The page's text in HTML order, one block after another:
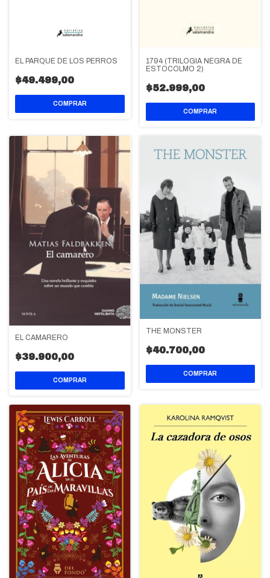
EL PARQUE DE LOS PERROS
$49.499,00
1794 (TRILOGIA NEGRA DE
ESTOCOLMO 2)
$52.999,00
EL CAMARERO
$39.900,00
THE MONSTER
$40.700,00